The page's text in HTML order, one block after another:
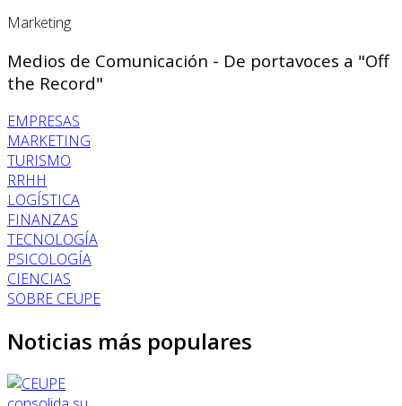
Marketing
Medios de Comunicación - De portavoces a "Off
the Record"
EMPRESAS
MARKETING
TURISMO
RRHH
LOGÍSTICA
FINANZAS
TECNOLOGÍA
PSICOLOGÍA
CIENCIAS
SOBRE CEUPE
Noticias más populares